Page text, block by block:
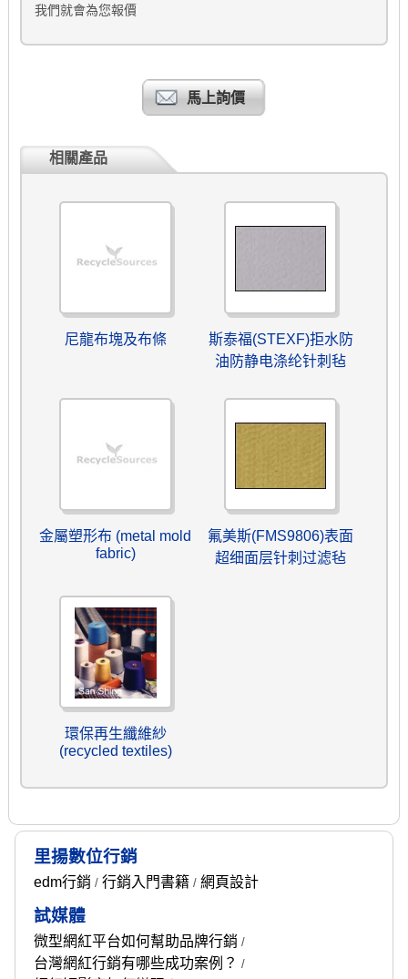
我們就會為您報價
馬上詢價
相關產品
尼龍布塊及布條
斯泰福(STEXF)拒水防
油防静电涤纶针刺毡
金屬塑形布 (metal mold
fabric)
氟美斯(FMS9806)表面
超细面层针刺过滤毡
環保再生纖維紗
(recycled textiles)
里揚數位行銷
edm行銷 / 行銷入門書籍 / 網頁設計
試媒體
微型網紅平台如何幫助品牌行銷 /
台灣網紅行銷有哪些成功案例？ /